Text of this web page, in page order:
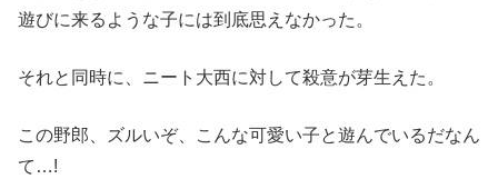
遊びに来るような子には到底思えなかった。
それと同時に、ニート大西に対して殺意が芽生えた。
この野郎、ズルいぞ、こんな可愛い子と遊んでいるだなん
て…!